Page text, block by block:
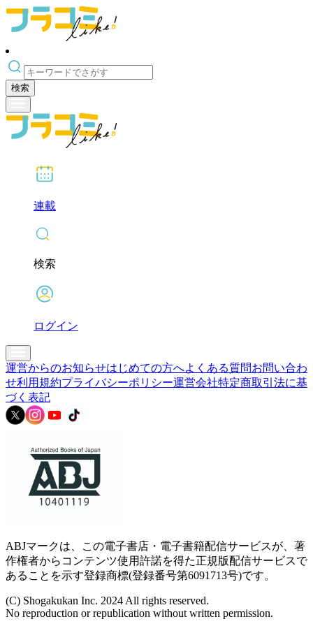
検索
連載
検索
ログイン
運営からのお知らせはじめての方へよくある質問お問い合わ
せ利用規約プライバシーポリシー運営会社特定商取引法に基
づく表記
ABJマークは、この電子書店・電子書籍配信サービスが、著
作権者からコンテンツ使用許諾を得た正規版配信サービスで
あることを示す登録商標(登録番号第6091713号)です。
(C) Shogakukan Inc. 2024 All rights reserved.
No reproduction or republication without written permission.